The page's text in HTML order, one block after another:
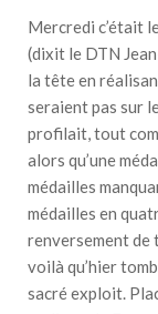
Mercredi c’était
(dixit le DTN
la tête en
seraient pas sur
profilait, tout
alors qu’une
médailles
médailles en
renversement de
voilà qu’hier
sacré exploit.